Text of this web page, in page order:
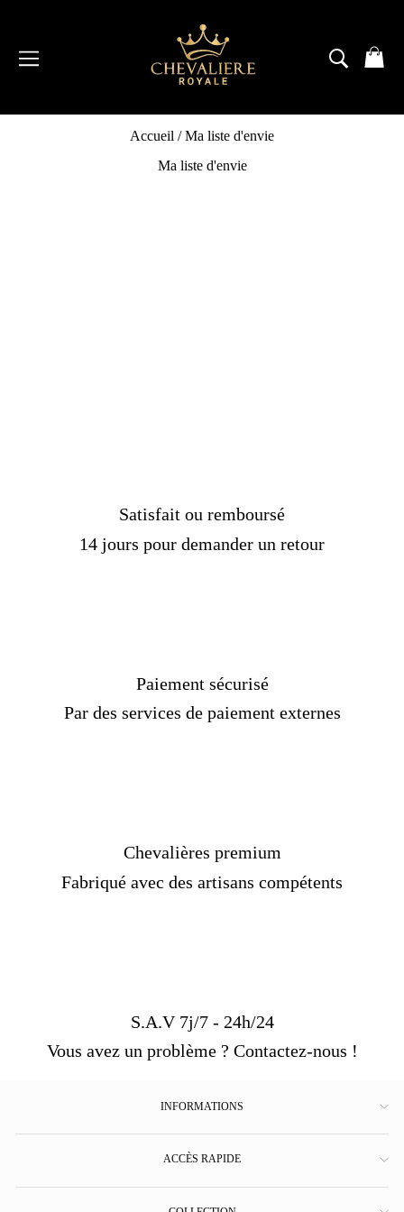
Accueil / Ma liste d'envie
Ma liste d'envie
Satisfait ou remboursé
14 jours pour demander un retour
Paiement sécurisé
Par des services de paiement externes
Chevalières premium
Fabriqué avec des artisans compétents
S.A.V 7j/7 - 24h/24
Vous avez un problème ? Contactez-nous !
INFORMATIONS
ACCÈS RAPIDE